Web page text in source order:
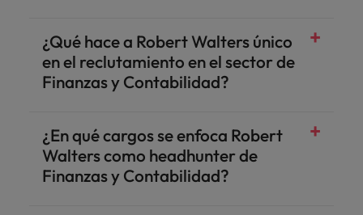
¿Qué hace a Robert Walters único
en el reclutamiento en el sector de
Finanzas y Contabilidad?
¿En qué cargos se enfoca Robert
Walters como headhunter de
Finanzas y Contabilidad?